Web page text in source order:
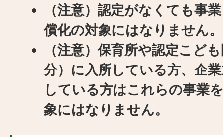
（注意）認定がなくても事
償化の対象にはなりません。
（注意）保育所や認定こど
分）に入所している方、企
している方はこれらの事業
象にはなりません。